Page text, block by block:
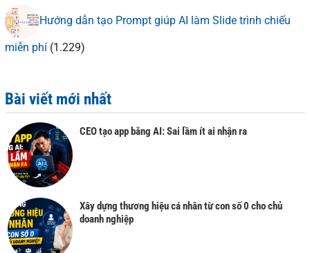
Hướng dẫn tạo Prompt giúp AI làm Slide trình chiếu
miễn phí (1.229)
Bài viết mới nhất
CEO tạo app bằng AI: Sai lầm ít ai nhận ra
Xây dựng thương hiệu cá nhân từ con số 0 cho chủ
doanh nghiệp